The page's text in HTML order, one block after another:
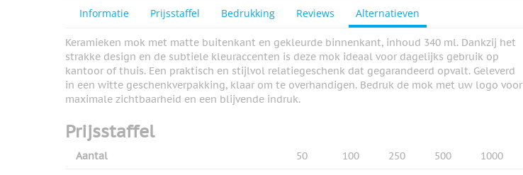
Informatie Prijsstaffel Bedrukking Reviews Alternatieven
Keramieken mok met matte buitenkant en gekleurde binnenkant, inhoud 340 ml. Dankzij het
strakke design en de subtiele kleuraccenten is deze mok ideaal voor dagelijks gebruik op
kantoor of thuis. Een praktisch en stijlvol relatiegeschenk dat gegarandeerd opvalt. Geleverd
in een witte geschenkverpakking, klaar om te overhandigen. Bedruk de mok met uw logo voor
maximale zichtbaarheid en een blijvende indruk.
Prijsstaffel
Aantal 50 100 250 500 1000